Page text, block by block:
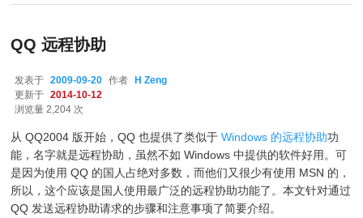
QQ 远程协助
发表于 2009-09-20 作者
H Zeng
更新于
2014-10-12
浏览量 2,204 次
从 QQ2004 版开始，QQ 也提供了类似于Windows 的远程协助功
能，名字就是远程协助，虽然不如 Windows 中提供的软件好用。可
是因为使用 QQ 的国人占绝对多数，而他们又很少有使用 MSN 的，
所以，这个应该是国人使用最广泛的远程协助功能了。本文针对通过
QQ 发送远程协助请求的步骤和注意事项了简要介绍。